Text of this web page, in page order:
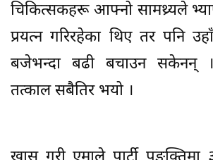
चिकित्सकहरू आफ्नो सामथ्र्यले
प्रयत्न गरिरहेका थिए तर पनि
बजेभन्दा बढी बचाउन सकेनन्
तत्काल सबैतिर भयो ।